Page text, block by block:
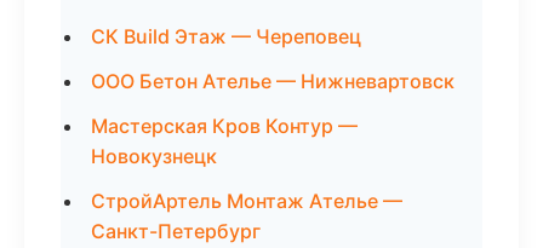
СК Build Этаж — Череповец
ООО Бетон Ателье — Нижневартовск
Мастерская Кров Контур —
Новокузнецк
СтройАртель Монтаж Ателье —
Санкт-Петербург